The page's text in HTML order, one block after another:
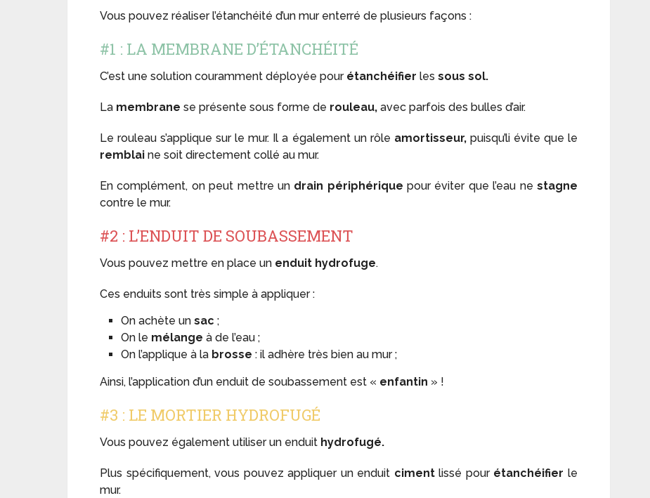
Vous pouvez réaliser l’étanchéité d’un mur enterré de plusieurs façons :
#1 : LA MEMBRANE D’ÉTANCHÉITÉ
C’est une solution couramment déployée pour étanchéifier les sous sol.
La membrane se présente sous forme de rouleau, avec parfois des bulles d’air.
Le rouleau s’applique sur le mur. Il a également un rôle amortisseur,puisqu’li évite que le
remblai ne soit directement collé au mur.
En complément, on peut mettre un drain périphérique pour éviter que l’eau nestagne
contre le mur.
#2 : L’ENDUIT DE SOUBASSEMENT
Vous pouvez mettre en place un enduit hydrofuge.
Ces enduits sont très simple à appliquer :
On achète unsac ;
On le mélange à de l’eau ;
On l’applique à la brosse : il adhère très bien au mur ;
Ainsi, l’application d’un enduit de soubassement est « enfantin » !
#3 : LE MORTIER HYDROFUGÉ
Vous pouvez également utiliser un enduit hydrofugé.
Plus spécifiquement, vous pouvez appliquer un enduit cimentlissé pour étanchéifier le
mur.